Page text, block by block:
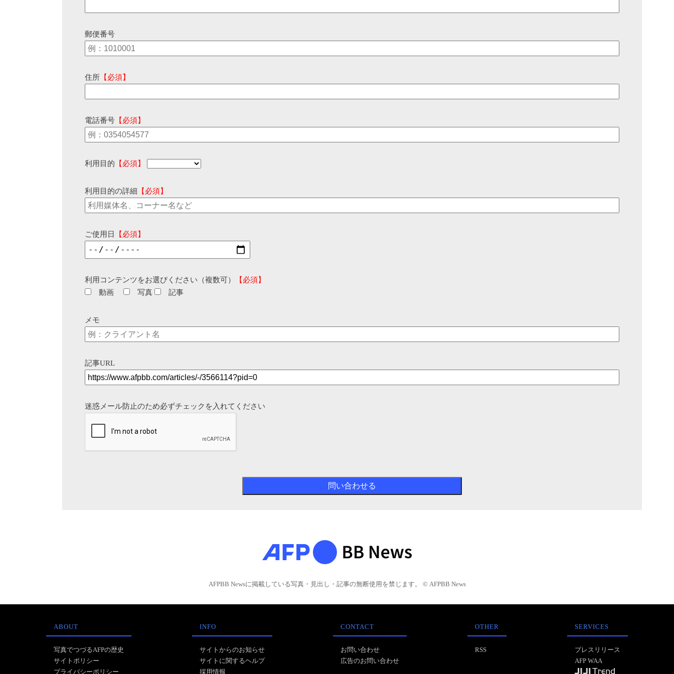
郵便番号
住所 【必須】
電話番号 【必須】
利用目的 【必須】
利用目的の詳細 【必須】
ご使用日 【必須】
利用コンテンツをお選びください（複数可）
【必須】
動画
写真 記事
メモ
記事URL
迷惑メール防止のため必ずチェックを入れてください
AFPBB Newsに掲載している写真・見出し・記事の無断使用を禁じます。 © AFPBB News
ABOUT
写真でつづるAFPの歴史
サイトポリシー
プライバシーポリシー
INFO
サイトからのお知らせ
サイトに関するヘルプ
採用情報
CONTACT
お問い合わせ
広告のお問い合わせ
OTHER
RSS
SERVICES
プレスリリース
AFP WAA